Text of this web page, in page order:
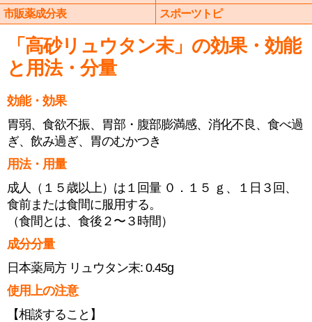
市販薬成分表
スポーツトピ
「高砂リュウタン末」の効果・効能
と用法・分量
効能・効果
胃弱、食欲不振、胃部・腹部膨満感、消化不良、食べ過
ぎ、飲み過ぎ、胃のむかつき
用法・用量
成人（１５歳以上）は１回量 ０．１５ ｇ、１日３回、
食前または食間に服用する。
（食間とは、食後２〜３時間）
成分分量
日本薬局方 リュウタン末: 0.45g
使用上の注意
【相談すること】